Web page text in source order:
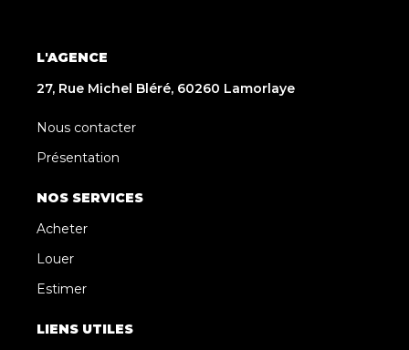
L'AGENCE
27, Rue Michel Bléré, 60260 Lamorlaye
Nous contacter
Présentation
NOS SERVICES
Acheter
Louer
Estimer
LIENS UTILES